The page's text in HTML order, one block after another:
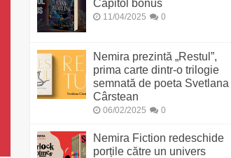
Capitol bonus
11/04/2025 0
Nemira prezintă „Restul”,
prima carte dintr-o trilogie
semnată de poeta Svetlana
Cârstean
06/02/2025 0
Nemira Fiction redeschide
porțile către un univers